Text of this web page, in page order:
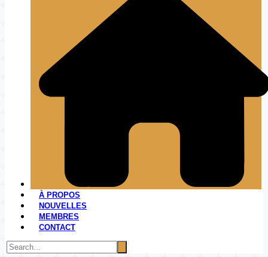
À PROPOS
NOUVELLES
MEMBRES
CONTACT